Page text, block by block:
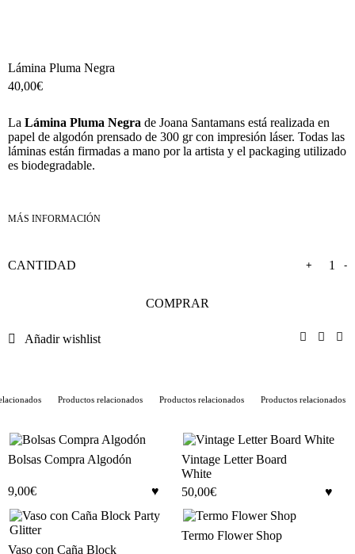
Lámina Pluma Negra
40,00€
La Lámina Pluma Negra de Joana Santamans está realizada en
papel de algodón prensado de 300 gr con impresión láser. Todas las
láminas están firmadas a mano por la artista y el packaging utilizado
es biodegradable.
-
+
COMPRAR
Añadir wishlist
Productos relacionados Productos relacionados Productos relacionados
Bolsas Compra Algodón
9,00€
Vintage Letter Board
White
50,00€
Vaso con Caña Block
Termo Flower Shop